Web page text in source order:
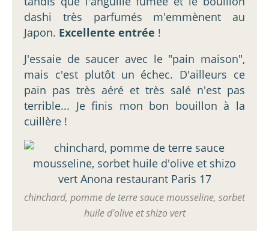
dashi très parfumés m'emmènent au
Japon. Excellente entrée !
J'essaie de saucer avec le "pain maison",
mais c'est plutôt un échec. D'ailleurs ce
pain pas très aéré et très salé n'est pas
terrible... Je finis mon bon bouillon à la
cuillère !
chinchard, pomme de terre sauce mousseline, sorbet
huile d'olive et shizo vert